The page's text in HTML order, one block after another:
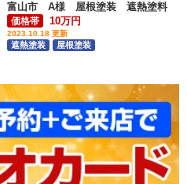
富山市 A様 屋根塗装 遮熱塗料
価格帯 10万円
2023.10.18 更新
遮熱塗装 屋根塗装